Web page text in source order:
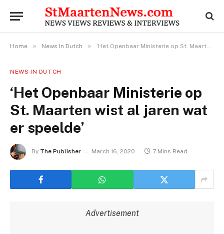
Home » News In Dutch » ‘Het Openbaar Ministerie op St. Maarten wist al jaren wat er speelde’
NEWS IN DUTCH
‘Het Openbaar Ministerie op
St. Maarten wist al jaren wat
er speelde’
By The Publisher March 16, 2020 7 Mins Read
Advertisement